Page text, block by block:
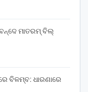
ବନ୍ଦେ ମାତରମ୍‌ ବିଲ୍‌
ବିଳମ୍ବ: ଧାରଣାରେ